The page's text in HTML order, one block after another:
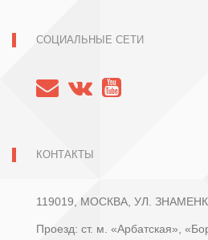
СОЦИАЛЬНЫЕ СЕТИ
КОНТАКТЫ
119019, МОСКВА, УЛ.
Проезд: ст. м. «Арбатская»,